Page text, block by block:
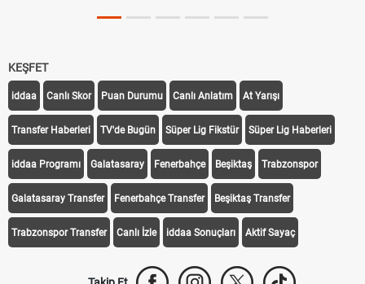
KEŞFET
iddaa Canlı Skor Puan Durumu Canlı Anlatım At Yarışı
Transfer Haberleri TV'de Bugün Süper Lig Fikstür Süper Lig Haberleri
iddaa Programı Galatasaray Fenerbahçe Beşiktaş Trabzonspor
Galatasaray Transfer Fenerbahçe Transfer Beşiktaş Transfer
Trabzonspor Transfer Canlı İzle iddaa Sonuçları Aktif Sayaç